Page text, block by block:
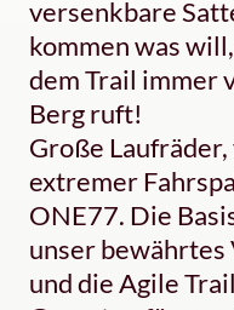
versenkbare
kommen was
dem Trail immer
Berg ruft!
Große
extremer
ONE77. Die
unser
und die Agile